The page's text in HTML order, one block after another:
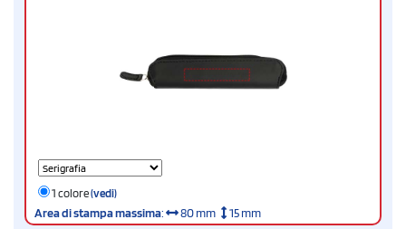
1 colore(vedi)
Area di stampa massima: 80 mm 15 mm